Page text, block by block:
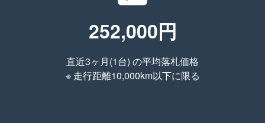
252,000円
直近3ヶ月(1台) の平均落札価格
※ 走行距離10,000km以下に限る